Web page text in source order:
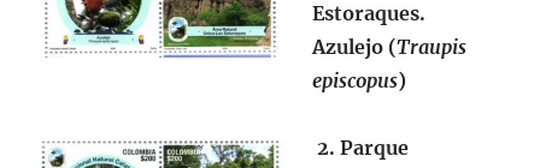
Estoraques.
Azulejo (Traupis
episcopus)
2. Parque